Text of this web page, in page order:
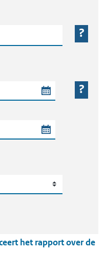
het rapport over de